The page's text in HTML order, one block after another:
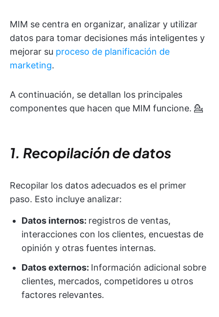
MIM se centra en organizar, analizar y utilizar
datos para tomar decisiones más inteligentes y
mejorar su proceso de planificación de
marketing.
A continuación, se detallan los principales
componentes que hacen que MIM funcione. 💁
1. Recopilación de datos
Recopilar los datos adecuados es el primer
paso. Esto incluye analizar:
Datos internos: registros de ventas,
interacciones con los clientes, encuestas de
opinión y otras fuentes internas.
Datos externos: Información adicional sobre
clientes, mercados, competidores u otros
factores relevantes.